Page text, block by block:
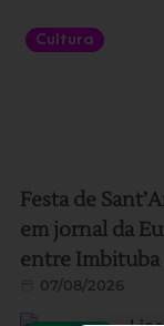
Cultura
Festa de
em jornal da
entre Imbituba
07/08/2026